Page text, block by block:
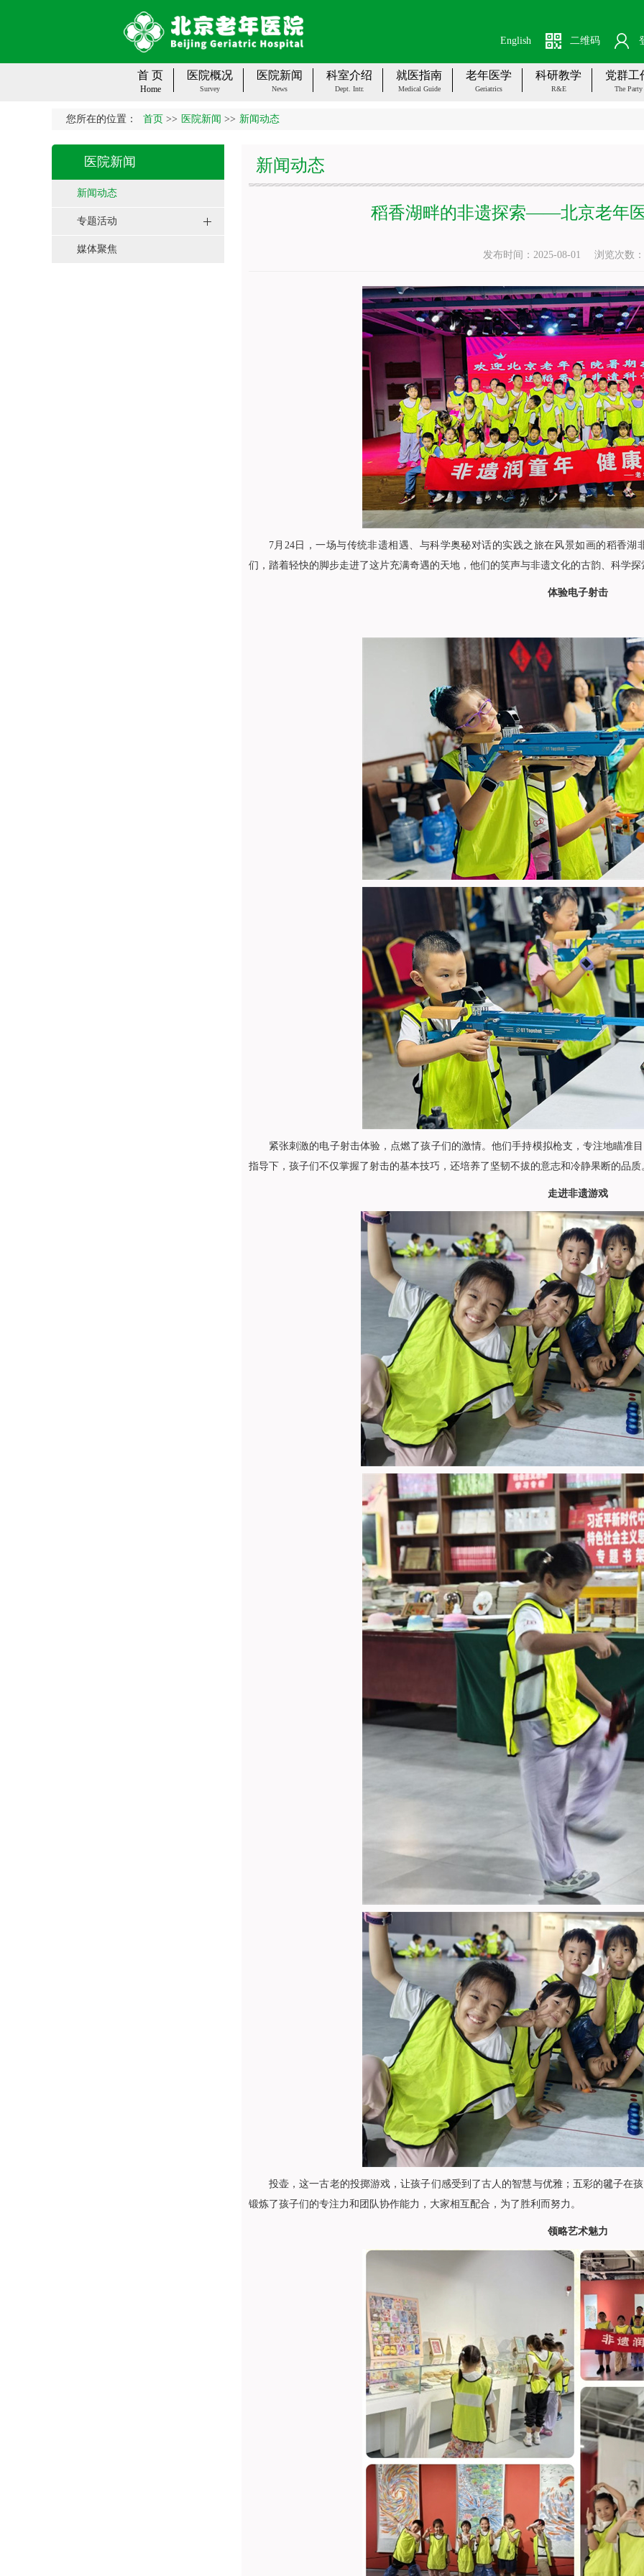
二维码
English
首 页
Home
医院概况
Survey
医院新闻
News
科室介绍
Dept. Intr.
就医指南
Medical Guide
老年医学
Geriatrics
科研教学
R&E
党群工
The Party
您所在的位置： 首页 >> 医院新闻 >> 新闻动态
医院新闻
新闻动态
专题活动
媒体聚焦
新闻动态
稻香湖畔的非遗探索——北京老年
发布时间：2025-08-01 浏览次数
7月24日，一场与传统非遗相遇、与科学奥秘对话的实践之旅在风景如画的稻香
们，踏着轻快的脚步走进了这片充满奇遇的天地，他们的笑声与非遗文化的古韵、科学
体验电子射击
紧张刺激的电子射击体验，点燃了孩子们的激情。他们手持模拟枪支，专注地瞄准
指导下，孩子们不仅掌握了射击的基本技巧，还培养了坚韧不拔的意志和冷静果断的品质
走进非遗游戏
投壶，这一古老的投掷游戏，让孩子们感受到了古人的智慧与优雅；五彩的毽子在
锻炼了孩子们的专注力和团队协作能力，大家相互配合，为了胜利而努力。
领略艺术魅力